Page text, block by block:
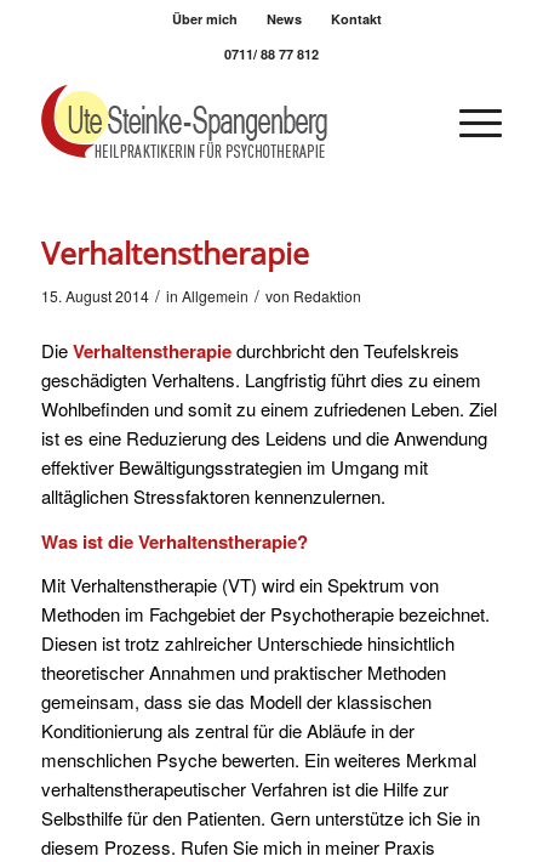
Über mich News
Kontakt
0711/ 88 77 812
Verhaltenstherapie
15. August 2014 / in Allgemein / von Redaktion
DieVerhaltenstherapiedurchbricht den Teufelskreis
geschädigten Verhaltens. Langfristig führt dies zu einem
Wohlbefinden und somit zu einem zufriedenen Leben. Ziel
ist es eine Reduzierung des Leidens und die Anwendung
effektiver Bewältigungsstrategien im Umgang mit
alltäglichen Stressfaktoren kennenzulernen.
Was ist die Verhaltenstherapie?
Mit Verhaltenstherapie (VT) wird ein Spektrum von
Methoden im Fachgebiet der Psychotherapie bezeichnet.
Diesen ist trotz zahlreicher Unterschiede hinsichtlich
theoretischer Annahmen und praktischer Methoden
gemeinsam, dass sie das Modell der klassischen
Konditionierung als zentral für die Abläufe in der
menschlichen Psyche bewerten. Ein weiteres Merkmal
verhaltenstherapeutischer Verfahren ist die Hilfe zur
Selbsthilfe für den Patienten. Gern unterstütze ich Sie in
diesem Prozess. Rufen Sie mich in meiner Praxis